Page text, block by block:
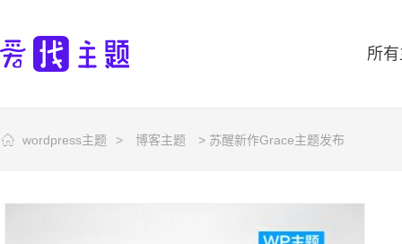
所
wordpress主题 > 博客主题 > 苏醒新作Grace主题发布